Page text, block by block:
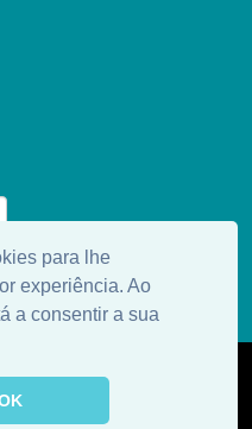
para lhe
experiência. Ao
a consentir a sua
direitos reservados.